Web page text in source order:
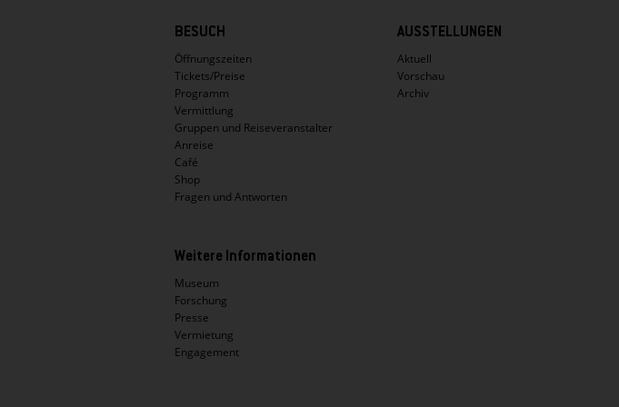
BESUCH
Öffnungszeiten
Tickets/Preise
Programm
Vermittlung
Gruppen und Reiseveranstalter
Anreise
Café
Shop
Fragen und Antworten
AUSSTELLUNGEN
Aktuell
Vorschau
Archiv
Weitere Informationen
Museum
Forschung
Presse
Vermietung
Engagement